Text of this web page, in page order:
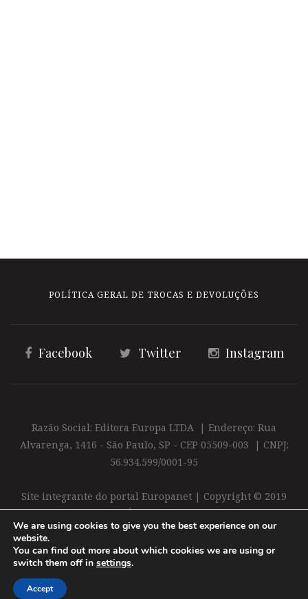
POLÍTICA GERAL DE TROCAS E DEVOLUÇÕES
Facebook Twitter Instagram
Razão Social: Editora Europa LTDA | Endereço: Rua
Alvarenga, 1416 - São Paulo, SP - CEP 05509-003 | CNPJ:
56.934.599/0001-95
Site integrante do portal Europanet | Copyright © 2019
Editora Europa Ltda. É proibida a reprodução total ou
parcial do conteúdo deste site
We are using cookies to give you the best experience on our
website.
You can find out more about which cookies we are using or
switch them off in settings.
Accept